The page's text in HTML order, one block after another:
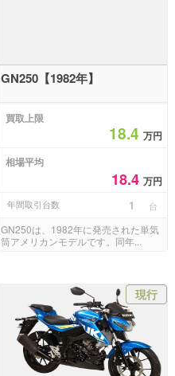
GN250【1982年】
買取上限
18.4 万円
相場平均
18.4 万円
年間取引台数 1 台
GN250は、1982年に発売された単気
筒アメリカンモデルです。同年...
現行